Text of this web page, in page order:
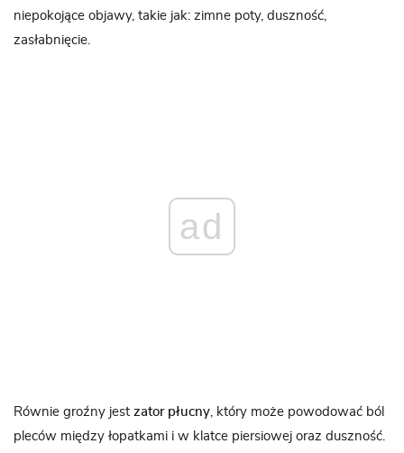
niepokojące objawy, takie jak: zimne poty, duszność,
zasłabnięcie.
ad
Równie groźny jest zator płucny, który może powodować ból
pleców między łopatkami i w klatce piersiowej oraz duszność.